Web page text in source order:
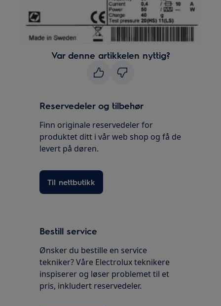
Var denne artikkelen nyttig?
Reservedeler og tilbehør
Finn originale reservedeler for
produktet ditt i vår web shop og få de
levert på døren.
Til nettbutikk
Bestill service
Ønsker du bestille en service
tekniker? Våre Electrolux teknikere
inspiserer og løser problemet til et
pris, inkludert reservedeler.